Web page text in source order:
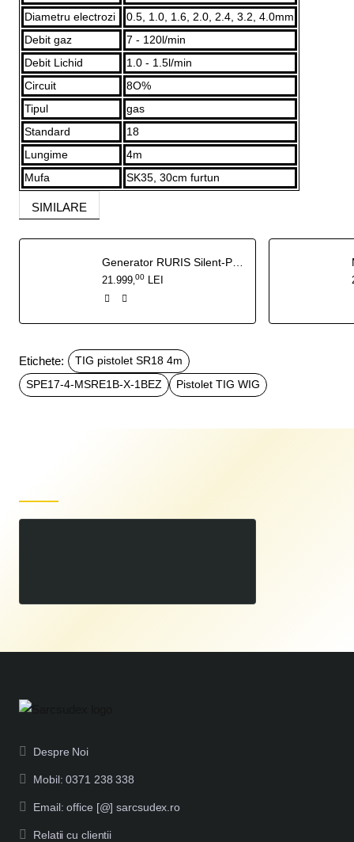
Diametru electrozi
0.5, 1.0, 1.6, 2.0, 2.4, 3.2, 4.0mm
Debit gaz
7 - 120l/min
Debit Lichid
1.0 - 1.5l/min
Circuit
8O%
Tipul
gas
Standard
18
Lungime
4m
Mufa
SK35, 30cm furtun
SIMILARE
21.999 00 LEI
Etichete:
TIG pistolet SR18 4m
SPE17-4-MSRE1B-X-1BEZ
Pistolet TIG WIG
Despre Noi
Mobil: 0371 238 338
Email: office [@] sarcsudex.ro
Relatii cu clientii